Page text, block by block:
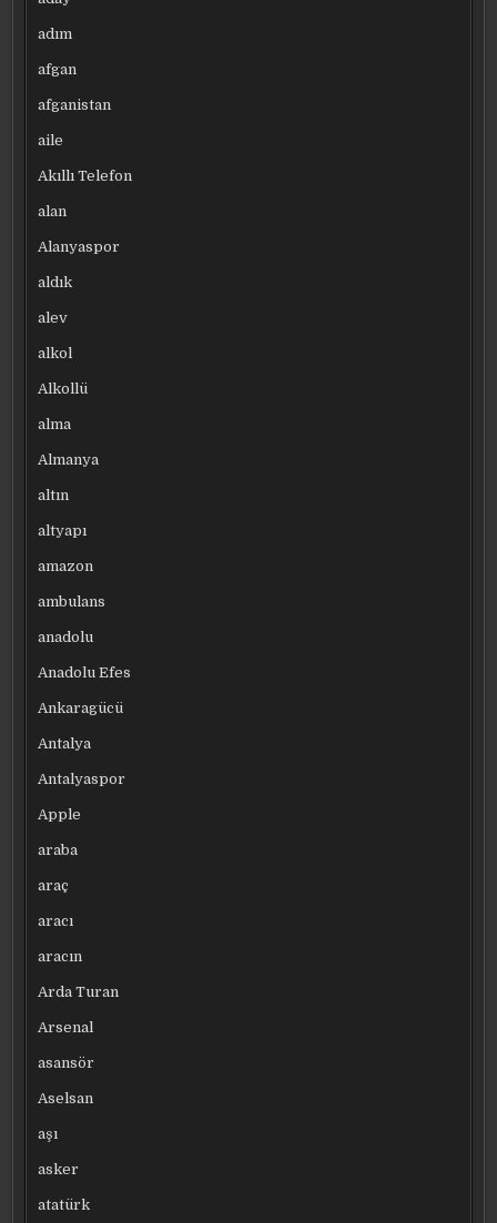
adım
afgan
afganistan
aile
Akıllı Telefon
alan
Alanyaspor
aldık
alev
alkol
Alkollü
alma
Almanya
altın
altyapı
amazon
ambulans
anadolu
Anadolu Efes
Ankaragücü
Antalya
Antalyaspor
Apple
araba
araç
aracı
aracın
Arda Turan
Arsenal
asansör
Aselsan
aşı
asker
atatürk